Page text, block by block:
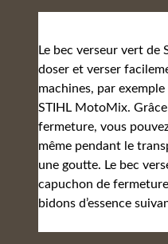
Le bec verseur vert de
doser et verser
machines, par
STIHL MotoMix.
fermeture, vous
même pendant le
une goutte. Le bec
capuchon de
bidons d’essence